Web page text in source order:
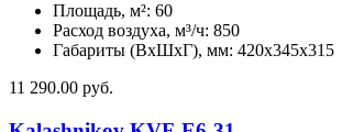
Площадь, м²: 60
Расход воздуха, м³/ч: 850
Габариты (ВхШхГ), мм: 420x345x315
11 290.00 руб.